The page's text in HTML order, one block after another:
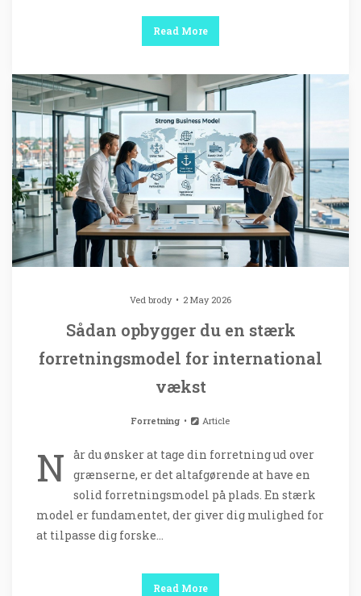
Read More
Ved brody 2 May 2026
Sådan opbygger du en stærk
forretningsmodel for international
vækst
Forretning Article
N
år du ønsker at tage din forretning ud over
grænserne, er det altafgørende at have en
solid forretningsmodel på plads. En stærk
model er fundamentet, der giver dig mulighed for
at tilpasse dig forske…
Read More